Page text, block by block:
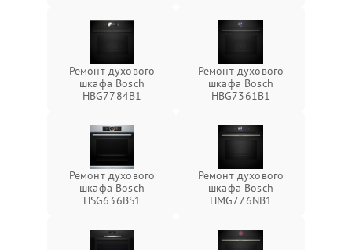
Ремонт духового
шкафа Bosch
HBG7784B1
Ремонт духового
шкафа Bosch
HBG7361B1
Ремонт духового
шкафа Bosch
HSG636BS1
Ремонт духового
шкафа Bosch
HMG776NB1